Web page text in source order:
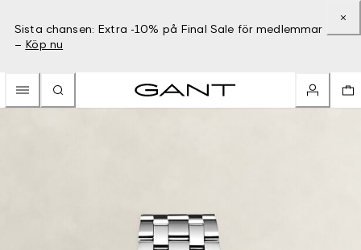
Sista chansen: Extra -10% på Final Sale för medlemmar
– Köp nu